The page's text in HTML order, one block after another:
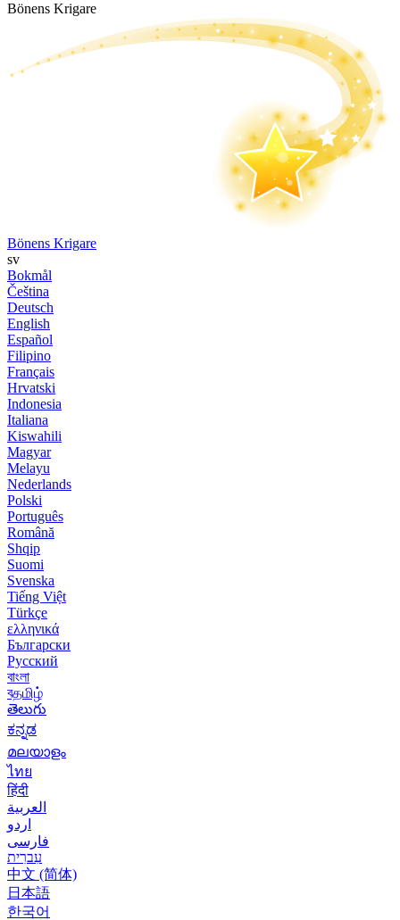
Bönens Krigare
Bönens Krigare
sv
Bokmål
Čeština
Deutsch
English
Español
Filipino
Français
Hrvatski
Indonesia
Italiana
Kiswahili
Magyar
Melayu
Nederlands
Polski
Português
Română
Shqip
Suomi
Svenska
Tiếng Việt
Türkçe
ελληνικά
Български
Русский
বাংলা
বதமிழ்
తెలుగు
ಕನ್ನಡ
മലയാളം
ไทย
हिंदी
العربية
اردو
فارسی
עִברִית
中文 (简体)
日本語
한국어